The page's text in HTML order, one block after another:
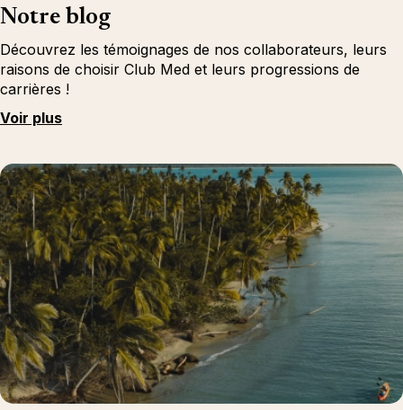
Notre blog
Découvrez les témoignages de nos collaborateurs, leurs
raisons de choisir Club Med et leurs progressions de
carrières !
Voir plus